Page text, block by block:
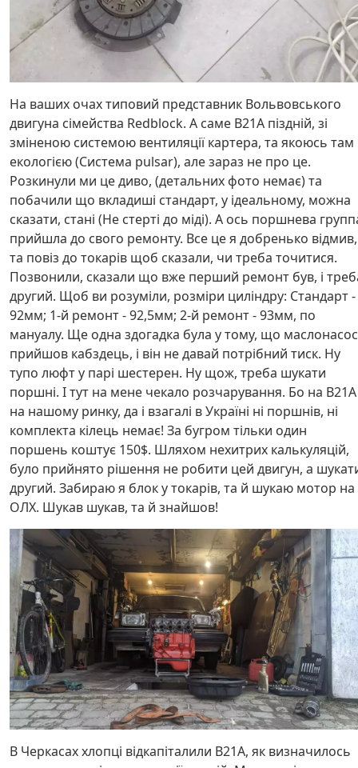
На ваших очах типовий представник Вольвовського
двигуна сімейства Redblock. А саме В21А піздній, зі
зміненою системою вентиляції картера, та якоюсь там
екологією (Система pulsar), але зараз не про це.
Розкинули ми це диво, (детальних фото немає) та
побачили що вкладиші стандарт, у ідеальному, можна
сказати, стані (Не стерті до міді). А ось поршнева
прийшла до свого ремонту. Все це я добренько відмив,
та повіз до токарів щоб сказали, чи треба точитися.
Позвонили, сказали що вже перший ремонт був, і
другий. Щоб ви розуміли, розміри циліндру: Стандарт -
92мм; 1-й ремонт - 92,5мм; 2-й ремонт - 93мм, по
мануалу. Ще одна здогадка була у тому, що
прийшов кабздець, і він не давай потрібний тиск. Ну
тупо люфт у парі шестерен. Ну щож, треба шукати
поршні. І тут на мене чекало розчарування. Бо на В21А
на нашому ринку, да і взагалі в Україні ні поршнів, ні
комплекта кілець немає! За бугром тільки один
поршень коштує 150$. Шляхом нехитрих калькуляцій,
було прийнято рішення не робити цей двигун, а
другий. Забираю я блок у токарів, та й шукаю мотор на
ОЛХ. Шукав шукав, та й знайшов!
В Черкасах хлопці відкапіталили В21А, як визначилось